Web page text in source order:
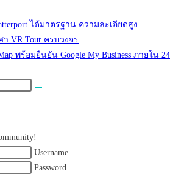
ได้มาตรฐาน ความละเอียดสูง
VR Tour ครบวงจร
พร้อมยืนยัน Google My Business ภายใน 24
Username
Password